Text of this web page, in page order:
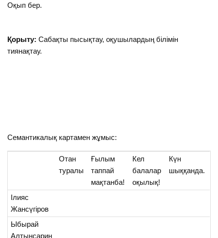
Оқып бер.
Қорыту: Сабақты пысықтау, оқушылардың білімін
тиянақтау.
Семантикалық картамен жұмыс:
Отан
туралы
Ғылым
таппай
мақтанба!
Кел
балалар
оқылық!
Күн
шыққанда.
Ілияс
Жансүгіров
Ыбырай
Алтынсарин